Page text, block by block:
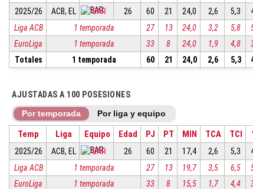
2025/26 ACB, EL BAR 26 60 21 24,0 2,6 5,3
Liga ACB
1 temporada 27 13 24,0 3,2 5,8
EuroLiga
1 temporada 33 8 24,0 1,9 4,8
Totales
1 temporada 60 21 24,0 2,6 5,3
AJUSTADAS A 100 POSESIONES
Por temporada Por liga y equipo
Temp Liga Equipo Edad PJ PT MIN TCA TCI
2025/26 ACB, EL BAR 26 60 21 17,4 2,6 5,3
Liga ACB
1 temporada 27 13 19,7 3,5 6,5
EuroLiga
1 temporada 33 8 15,5 1,7 4,4